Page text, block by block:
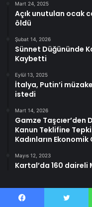
Mart 24, 2025
Açık unutulan ocak
öldü
Şubat 14, 2026
Sünnet Düğününde
Kaybetti
Eylül 13, 2025
İtalya, Putin’i
istedi
Mart 14, 2026
Gamze Taşcıer’den
Kanun Teklifine
Kadınların
Mayıs 12, 2023
Kartal’da 160 daireli